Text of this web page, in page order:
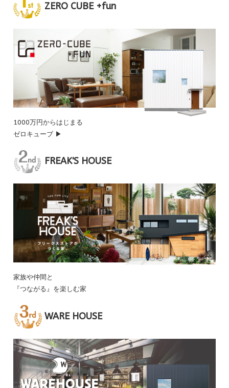
ZERO CUBE +fun
1000万円からはじまる
ゼロキューブ ▶
FREAK'S HOUSE
家族や仲間と
『つながる』を楽しむ家
WARE HOUSE